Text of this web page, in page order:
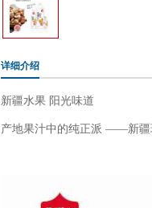
详细介绍
新疆水果 阳光味道
产地果汁中的纯正派 ——新疆